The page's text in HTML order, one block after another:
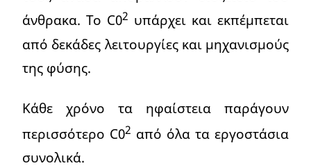
άνθρακα. Το C02 υπάρχει και εκπέμπεται
από δεκάδες λειτουργίες και μηχανισμούς
της φύσης.
Κάθε χρόνο τα ηφαίστεια παράγουν
περισσότερο C02 από όλα τα εργοστάσια
συνολικά.